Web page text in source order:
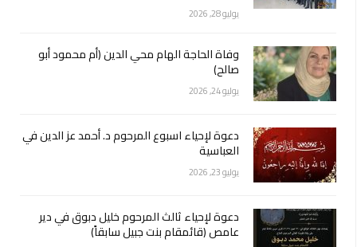
يوليو 28, 2026
وفاة الحاجة الهام محي الدين (أم محمود أبو
صالح)
يوليو 24, 2026
دعوة لإحياء اسبوع المرحوم د. أحمد عز الدين في
العباسية
يوليو 23, 2026
دعوة لإحياء ثالث المرحوم خليل دبوق في دير
عامص (قائمقام بنت جبيل سابقاً)